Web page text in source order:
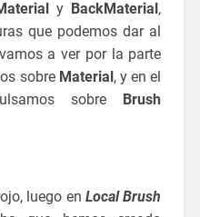
y BackMaterial,
que podemos dar al
a ver por la parte
sobre Material, y en el
sobre Brush
luego en Local Brush